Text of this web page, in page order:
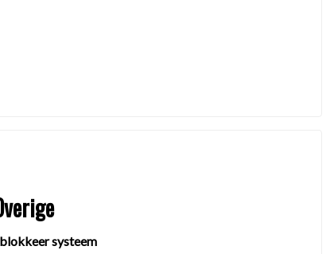
systeem